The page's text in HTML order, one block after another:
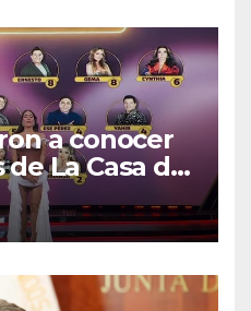
a conocer
La Casa de
2026 en